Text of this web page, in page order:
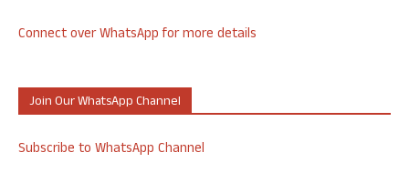
Connect over WhatsApp for more details
Join Our WhatsApp Channel
Subscribe to WhatsApp Channel